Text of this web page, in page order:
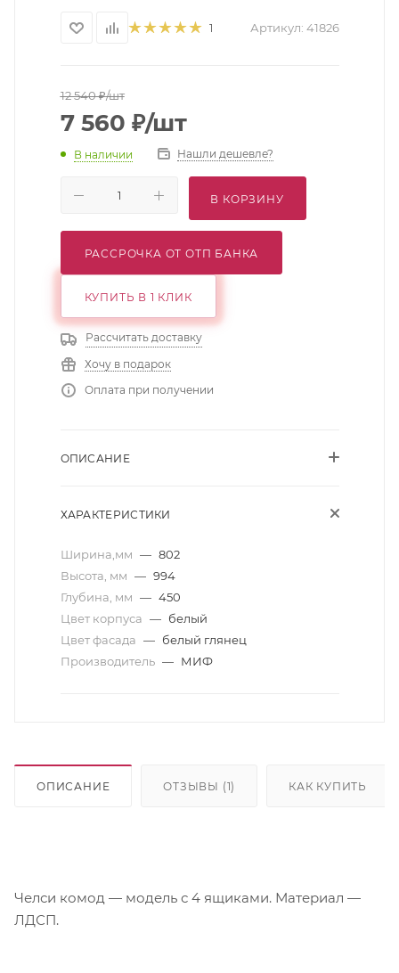
1 Артикул: 41826
12 540₽/шт
7 560 ₽/шт
В наличии Нашли дешевле?
В КОРЗИНУ
РАССРОЧКА ОТ ОТП БАНКА
КУПИТЬ В 1 КЛИК
Рассчитать доставку
Хочу в подарок
Оплата при получении
ОПИСАНИЕ
ХАРАКТЕРИСТИКИ
Ширина,мм — 802
Высота, мм — 994
Глубина, мм — 450
Цвет корпуса — белый
Цвет фасада — белый глянец
Производитель — МИФ
ОПИСАНИЕ ОТЗЫВЫ (1) КАК КУПИТЬ
Челси комод — модель с 4 ящиками. Материал —
ЛДСП.